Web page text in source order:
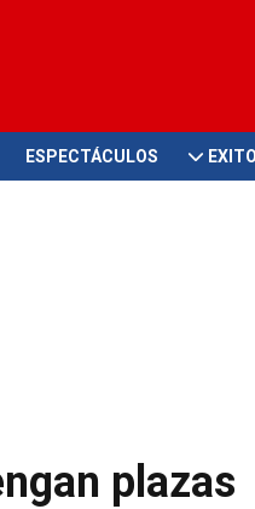
ESPECTÁCULOS
plazas